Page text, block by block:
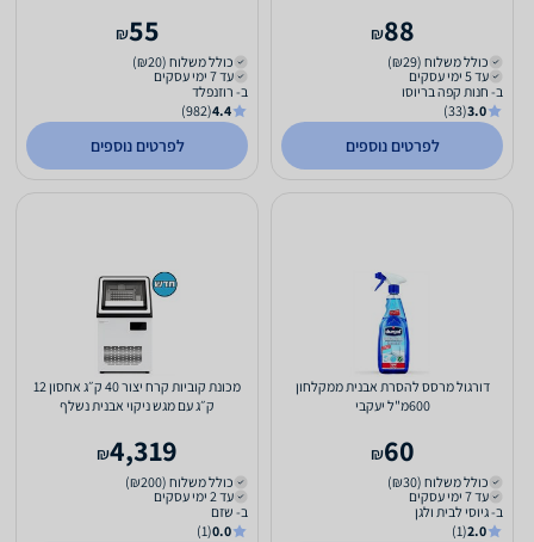
88
₪
כולל משלוח (₪29)
עד 5 ימי עסקים
ב- חנות קפה בריוסו
3.0
(33)
לפרטים נוספים
55
₪
כולל משלוח (₪20)
עד 7 ימי עסקים
ב- רוזנפלד
4.4
(982)
לפרטים נוספים
דורגול מרסס להסרת אבנית ממקלחון
600מ"ל יעקבי
60
₪
כולל משלוח (₪30)
עד 7 ימי עסקים
ב- גיוסי לבית ולגן
2.0
(1)
מכונת קוביות קרח יצור 40 ק״ג אחסון 12
ק״ג עם מגש ניקוי אבנית נשלף
4,319
₪
כולל משלוח (₪200)
עד 2 ימי עסקים
ב- שזם
0.0
(1)